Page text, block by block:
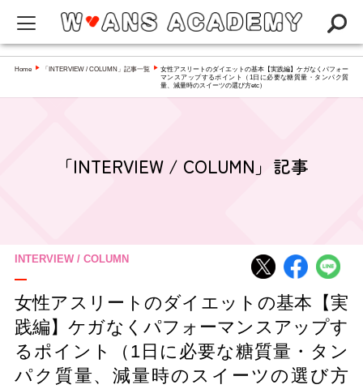
W-ANS ACADEMYってなに？
Q&A
アカデミー
Home ▶ 「INTERVIEW / COLUMN」記事一覧 ▶ 女性アスリートのダイエットの基本【実践編】ケガなくパフォー
マンスアップするポイント（1日に必要な糖質量・タンパク質
量、減量時のスイーツの選び方etc）
「INTERVIEW / COLUMN」記事
INTERVIEW / COLUMN
女性アスリートのダイエットの基本【実
践編】ケガなくパフォーマンスアップす
るポイント（1日に必要な糖質量・タン
パク質量、減量時のスイーツの選び方